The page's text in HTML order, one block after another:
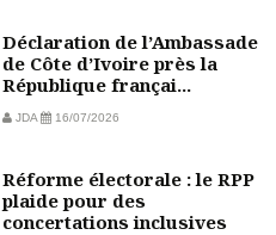
Déclaration de l’Ambassade
de Côte d’Ivoire près la
République françai...
JDA 16/07/2026
Réforme électorale : le RPP
plaide pour des
concertations inclusives